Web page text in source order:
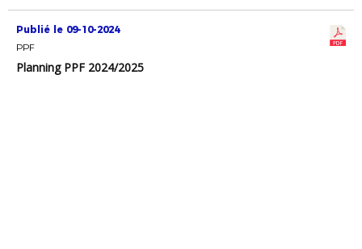
Publié le 09-10-2024
PPF
Planning PPF 2024/2025